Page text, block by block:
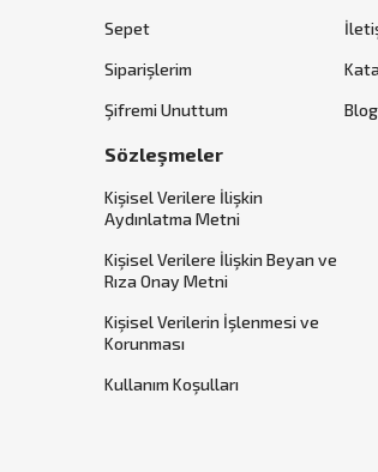
Sepet
Siparişlerim
Şifremi Unuttum
Blog
Sözleşmeler
Kişisel Verilere İlişkin
Aydınlatma Metni
Kişisel Verilere İlişkin Beyan ve
Rıza Onay Metni
Kişisel Verilerin İşlenmesi ve
Korunması
Kullanım Koşulları